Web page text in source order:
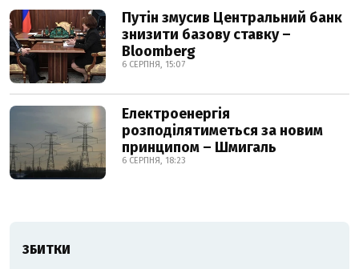
Путін змусив Центральний банк
знизити базову ставку –
Bloomberg
6 СЕРПНЯ, 15:07
Електроенергія
розподілятиметься за новим
принципом – Шмигаль
6 СЕРПНЯ, 18:23
ЗБИТКИ